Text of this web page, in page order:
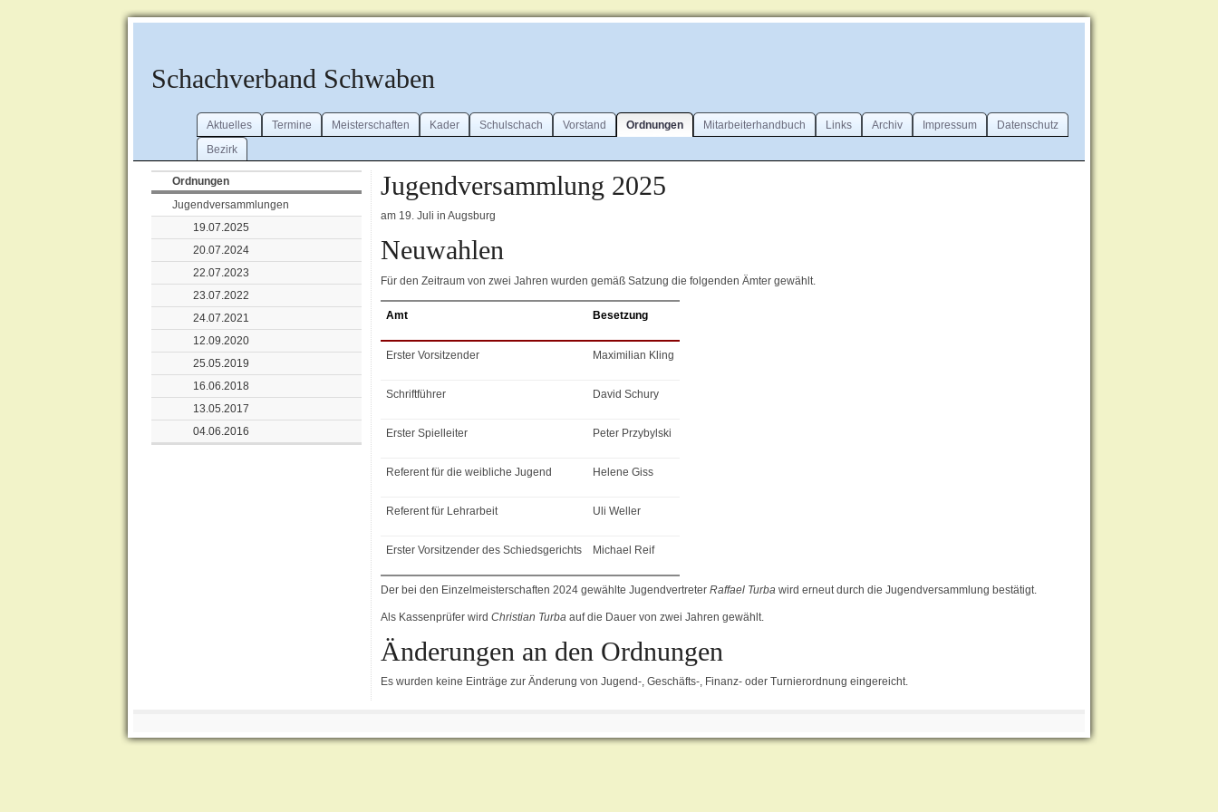
Schachverband Schwaben
Aktuelles Termine Meisterschaften Kader Schulschach Vorstand Ordnungen Mitarbeiterhandbuch Links Archiv Impressum
Datenschutz
Bezirk
Ordnungen
Jugendversammlungen
19.07.2025
20.07.2024
22.07.2023
23.07.2022
24.07.2021
12.09.2020
25.05.2019
16.06.2018
13.05.2017
04.06.2016
Jugendversammlung 2025
am 19. Juli in Augsburg
Neuwahlen
Für den Zeitraum von zwei Jahren wurden gemäß Satzung die folgenden Ämter gewählt.
Amt Besetzung
Erster Vorsitzender Maximilian Kling
Schriftführer David Schury
Erster Spielleiter Peter Przybylski
Referent für die weibliche Jugend Helene Giss
Referent für Lehrarbeit Uli Weller
Erster Vorsitzender des Schiedsgerichts Michael Reif
Der bei den Einzelmeisterschaften 2024 gewählte JugendvertreterRaffael Turba wird erneut durch die Jugendversammlung bestätigt.
Als Kassenprüfer wirdChristian Turba auf die Dauer von zwei Jahren gewählt.
Änderungen an den Ordnungen
Es wurden keine Einträge zur Änderung von Jugend-, Geschäfts-, Finanz- oder Turnierordnung eingereicht.